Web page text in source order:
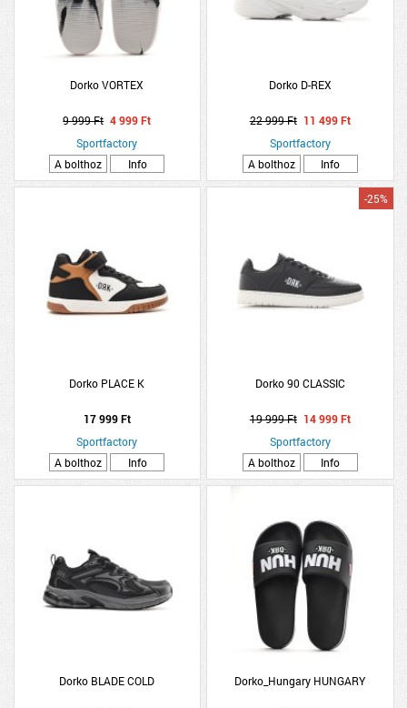
Dorko VORTEX
9 999 Ft 4 999 Ft
Sportfactory
A bolthoz
Info
Dorko D-REX
22 999 Ft 11 499 Ft
Sportfactory
A bolthoz
Info
Dorko PLACE K
17 999 Ft
Sportfactory
A bolthoz
Info
Dorko 90 CLASSIC
-25%
19 999 Ft 14 999 Ft
Sportfactory
A bolthoz
Info
Dorko BLADE COLD Dorko_Hungary HUNGARY